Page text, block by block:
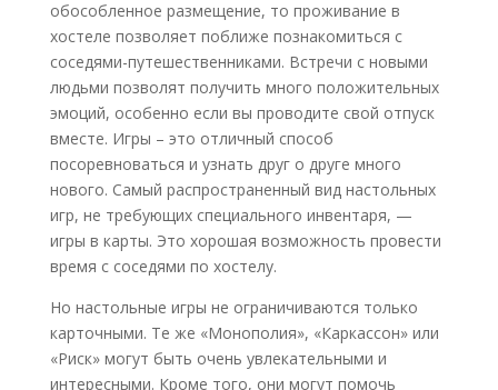
обособленное размещение, то проживание в
хостеле позволяет поближе познакомиться с
соседями-путешественниками. Встречи с новыми
людьми позволят получить много положительных
эмоций, особенно если вы проводите свой отпуск
вместе. Игры – это отличный способ
посоревноваться и узнать друг о друге много
нового. Самый распространенный вид настольных
игр, не требующих специального инвентаря, —
игры в карты. Это хорошая возможность провести
время с соседями по хостелу.
Но настольные игры не ограничиваются только
карточными. Те же «Монополия», «Каркассон» или
«Риск» могут быть очень увлекательными и
интересными. Кроме того, они могут помочь